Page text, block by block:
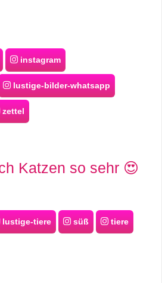
instagram
lustige-bilder-whatsapp
zettel
Katzen so sehr 😍
lustige-tiere süß tiere